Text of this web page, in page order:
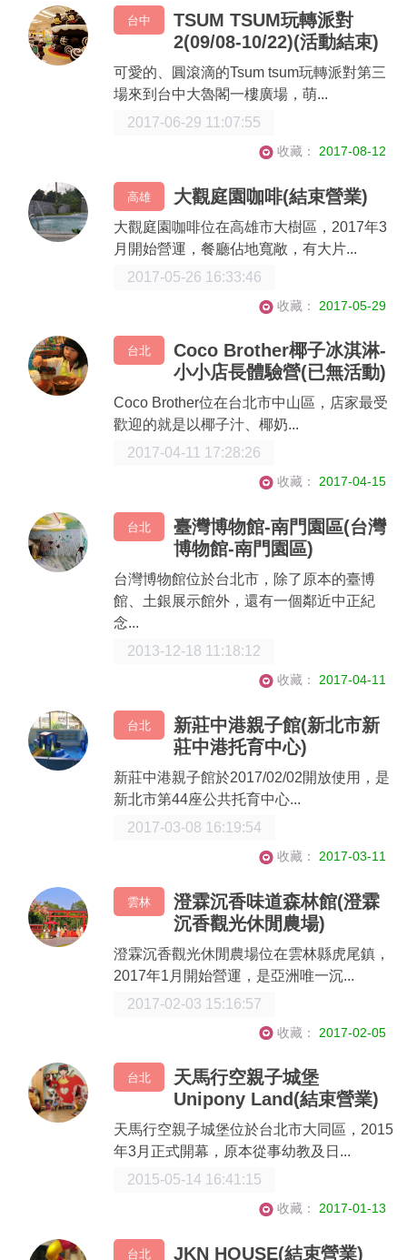
台中
TSUM TSUM玩轉派對
2(09/08-10/22)(活動結束)
可愛的、圓滾滴的Tsum tsum玩轉派對第三
場來到台中大魯閣一樓廣場，萌...
2017-06-29 11:07:55
收藏： 2017-08-12
高雄 大觀庭園咖啡(結束營業)
大觀庭園咖啡位在高雄市大樹區，2017年3
月開始營運，餐廳佔地寬敞，有大片...
2017-05-26 16:33:46
收藏： 2017-05-29
台北
Coco Brother椰子冰淇淋-
小小店長體驗營(已無活動)
Coco Brother位在台北市中山區，店家最受
歡迎的就是以椰子汁、椰奶...
2017-04-11 17:28:26
收藏： 2017-04-15
台北
臺灣博物館-南門園區(台灣
博物館-南門園區)
台灣博物館位於台北市，除了原本的臺博
館、土銀展示館外，還有一個鄰近中正紀
念...
2013-12-18 11:18:12
收藏： 2017-04-11
台北
新莊中港親子館(新北市新
莊中港托育中心)
新莊中港親子館於2017/02/02開放使用，是
新北市第44座公共托育中心...
2017-03-08 16:19:54
收藏： 2017-03-11
雲林
澄霖沉香味道森林館(澄霖
沉香觀光休閒農場)
澄霖沉香觀光休閒農場位在雲林縣虎尾鎮，
2017年1月開始營運，是亞洲唯一沉...
2017-02-03 15:16:57
收藏： 2017-02-05
台北
天馬行空親子城堡
Unipony Land(結束營業)
天馬行空親子城堡位於台北市大同區，2015
年3月正式開幕，原本從事幼教及日...
2015-05-14 16:41:15
收藏： 2017-01-13
台北 JKN HOUSE(結束營業)